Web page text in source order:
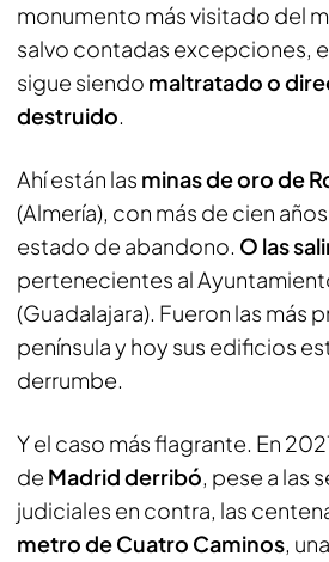
monumento más visitado del
salvo contadas excepciones,
sigue siendo maltratado o
destruido.
Ahí están las minas de oro de
(Almería), con más de cien
estado de abandono. O las
pertenecientes al
(Guadalajara). Fueron las más
península y hoy sus edificios
derrumbe.
Y el caso más flagrante. En
de Madrid derribó, pese a las
judiciales en contra, las
metro de Cuatro Caminos,